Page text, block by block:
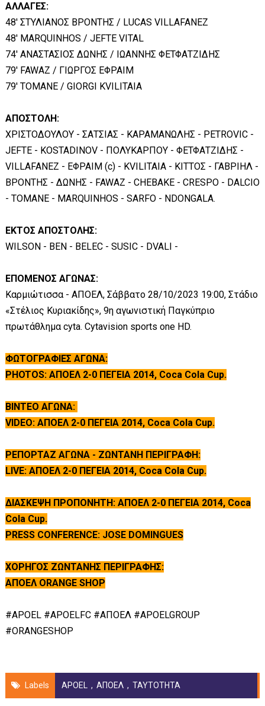
ΑΛΛΑΓΕΣ:
48' ΣΤΥΛΙΑΝΟΣ ΒΡΟΝΤΗΣ / LUCAS VILLAFANEZ
48' MARQUINHOS / JEFTE VITAL
74' ΑΝΑΣΤΑΣΙΟΣ ΔΩΝΗΣ / ΙΩΑΝΝΗΣ ΦΕΤΦΑΤΖΙΔΗΣ
79' FAWAZ / ΓΙΩΡΓΟΣ ΕΦΡΑΙΜ
79' TOMANE / GIORGI KVILITAIA
ΑΠΟΣΤΟΛΗ:
ΧΡΙΣΤΟΔΟΥΛΟΥ - ΣΑΤΣΙΑΣ - ΚΑΡΑΜΑΝΩΛΗΣ - PETROVIC -
JEFTE - KOSTADINOV - ΠΟΛΥΚΑΡΠΟΥ - ΦΕΤΦΑΤΖΙΔΗΣ -
VILLAFANEZ - ΕΦΡΑΙΜ (c) - KVILITAIA - ΚΙΤΤΟΣ - ΓΑΒΡΙΗΛ -
ΒΡΟΝΤΗΣ - ΔΩΝΗΣ - FAWAZ - CHEBAKE - CRESPO - DALCIO
- TOMANE - MARQUINHOS - SARFO - NDONGALA.
ΕΚΤΟΣ ΑΠΟΣΤΟΛΗΣ:
WILSON - BEN - BELEC - SUSIC - DVALI -
ΕΠΟΜΕΝΟΣ ΑΓΩΝΑΣ:
Καρμιώτισσα - ΑΠΟΕΛ, Σάββατο 28/10/2023 19:00, Στάδιο
«Στέλιος Κυριακίδης», 9η αγωνιστική Παγκύπριο
πρωτάθλημα cyta. Cytavision sports one HD.
ΦΩΤΟΓΡΑΦΙΕΣ ΑΓΩΝΑ:
PHOTOS: ΑΠΟΕΛ 2-0 ΠΕΓΕΙΑ 2014, Coca Cola Cup.
ΒΙΝΤΕΟ ΑΓΩΝΑ:
VIDEO: ΑΠΟΕΛ 2-0 ΠΕΓΕΙΑ 2014, Coca Cola Cup.
ΡΕΠΟΡΤΑΖ ΑΓΩΝΑ - ΖΩΝΤΑΝΗ ΠΕΡΙΓΡΑΦΗ:
LIVE: ΑΠΟΕΛ 2-0 ΠΕΓΕΙΑ 2014, Coca Cola Cup.
ΔΙΑΣΚΕΨΗ ΠΡΟΠΟΝΗΤΗ: ΑΠΟΕΛ 2-0 ΠΕΓΕΙΑ 2014, Coca
Cola Cup.
PRESS CONFERENCE: JOSE DOMINGUES
ΧΟΡΗΓΟΣ ΖΩΝΤΑΝΗΣ ΠΕΡΙΓΡΑΦΗΣ:
ΑΠΟΕΛ ORANGE SHOP
#APOEL #APOELFC #ΑΠΟΕΛ #APOELGROUP
#ORANGESHOP
Labels APOEL , ΑΠΟΕΛ , ΤΑΥΤΟΤΗΤΑ